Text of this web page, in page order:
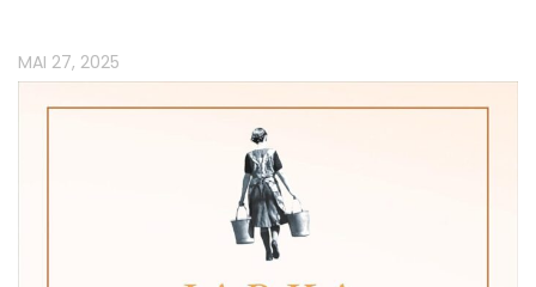
MAI 27, 2025